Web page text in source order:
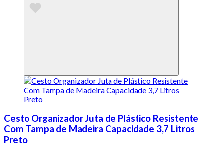
Cesto Organizador Juta de Plástico Resistente
Com Tampa de Madeira Capacidade 3,7 Litros
Preto